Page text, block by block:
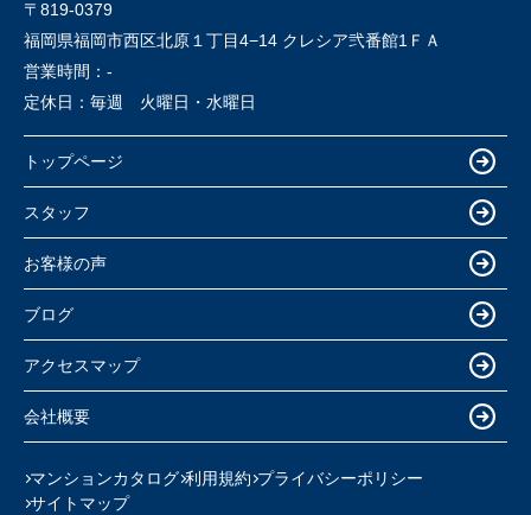
〒819-0379
福岡県福岡市西区北原１丁目4−14 クレシア弐番館1ＦＡ
営業時間： -
定休日： 毎週 火曜日・水曜日
トップページ
スタッフ
お客様の声
ブログ
アクセスマップ
会社概要
マンションカタログ 利用規約 プライバシーポリシー
サイトマップ